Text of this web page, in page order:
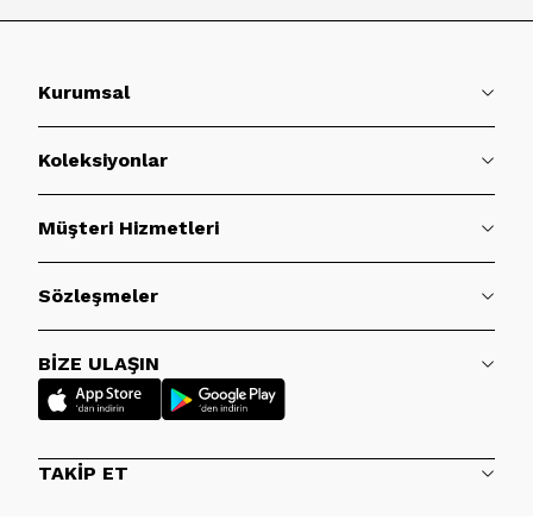
Kurumsal
Koleksiyonlar
Müşteri Hizmetleri
Sözleşmeler
BİZE ULAŞIN
TAKİP ET